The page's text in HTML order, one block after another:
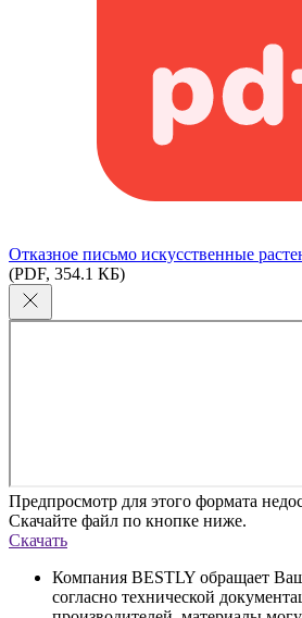
Отказное письмо искусственные
(PDF, 354.1 КБ)
Предпросмотр для этого формата
Скачайте файл по кнопке ниже.
Скачать
Компания BESTLY обращает
согласно технической